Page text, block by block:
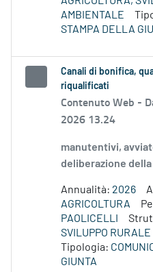
AMBIENTALE
STAMPA DELLA
Canali di bonifica,
riqualificati
Contenuto Web -
2026 13.24
manutentivi,
deliberazione
Annualità: 2026
AGRICOLTURA
PAOLICELLI
SVILUPPO
Tipologia:
GIUNTA